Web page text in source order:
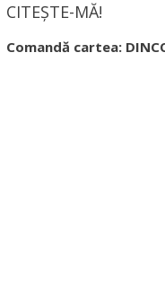
CITEȘTE-MĂ!
Comandă cartea: